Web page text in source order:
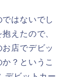
はないでし
えたので、
店でデビッ
？というこ